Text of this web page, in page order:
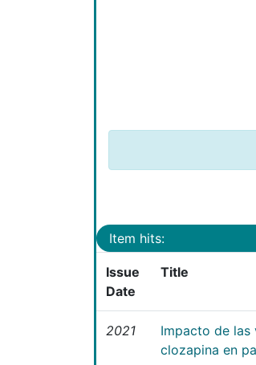
Item hits:
Issue
Date
Title
2021
Impacto de las
clozapina en